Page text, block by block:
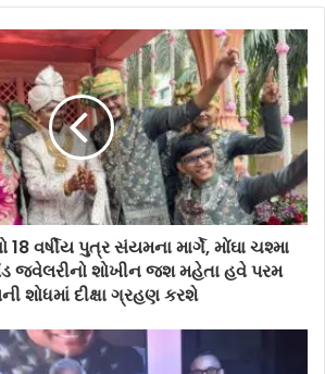
18 વર્ષીય પુત્ર સંયમના માર્ગે, મોંઘા ચશ્મા
જ્વેલરીનો શોખીન જશ મહેતા હવે પરમ
શોધમાં દીક્ષા ગ્રહણ કરશે